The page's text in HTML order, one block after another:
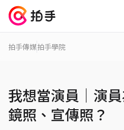
拍手傳媒拍手學院
我想當演員｜演
鏡照、宣傳照？